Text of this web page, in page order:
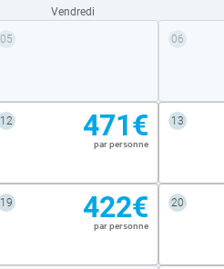
Vendredi
05 06
12 471€
par personne
13
19 422€
par personne
20